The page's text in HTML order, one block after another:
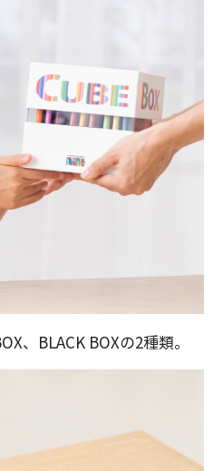
、BLACK BOXの2種類。